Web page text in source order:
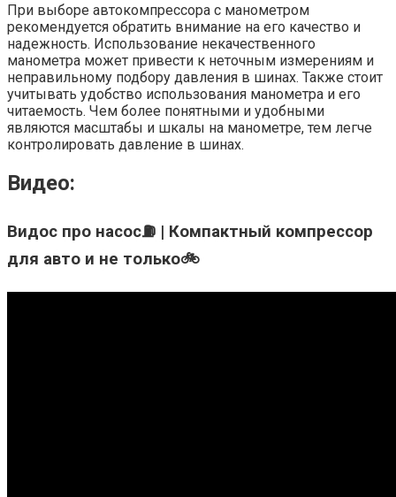
При выборе автокомпрессора с манометром
рекомендуется обратить внимание на его качество и
надежность. Использование некачественного
манометра может привести к неточным измерениям и
неправильному подбору давления в шинах. Также стоит
учитывать удобство использования манометра и его
читаемость. Чем более понятными и удобными
являются масштабы и шкалы на манометре, тем легче
контролировать давление в шинах.
Видео:
Видос про насос⛽ | Компактный компрессор
для авто и не только🚲